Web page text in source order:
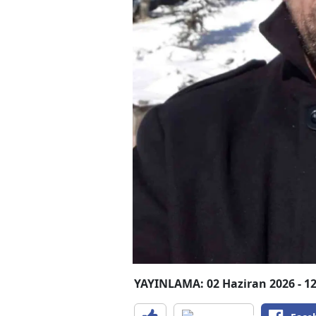
YAYINLAMA: 02 Haziran 2026 -